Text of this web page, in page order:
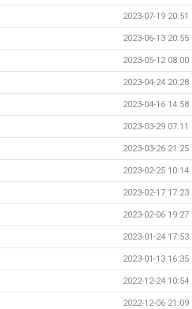
2023-07-19 20:51
2023-06-13 20:55
2023-05-12 08:00
2023-04-24 20:28
2023-04-16 14:58
2023-03-29 07:11
2023-03-26 21:25
2023-02-25 10:14
2023-02-17 17:23
2023-02-06 19:27
2023-01-24 17:53
2023-01-13 16:35
2022-12-24 10:54
2022-12-06 21:09